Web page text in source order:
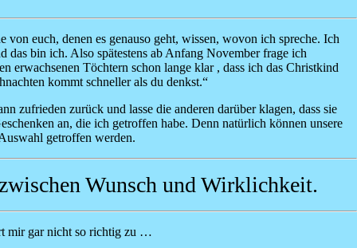
von euch, denen es genauso geht, wissen, wovon ich spreche. Ich
das bin ich. Also spätestens ab Anfang November frage ich
erwachsenen Töchtern schon lange klar , dass ich das Christkind
kommt schneller als du denkst.“
zufrieden zurück und lasse die anderen darüber klagen, dass sie
an, die ich getroffen habe. Denn natürlich können unsere
getroffen werden.
Wunsch und Wirklichkeit.
mir gar nicht so richtig zu …